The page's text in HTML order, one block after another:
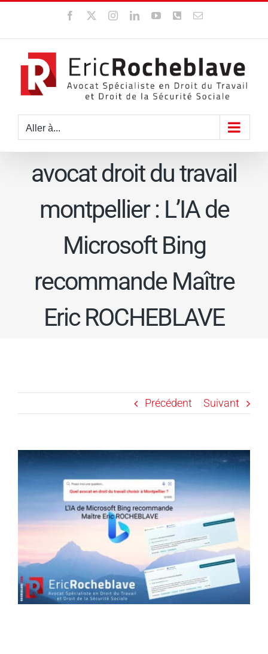
contenu
Facebook InstagramLinkedInYouTubeWhatsApp
Email
Aller à...
avocat droit du travail
montpellier : L’IA de
Microsoft Bing
recommande Maître
Eric ROCHEBLAVE
Précédent Suivant
Voir
l'image
agrandie